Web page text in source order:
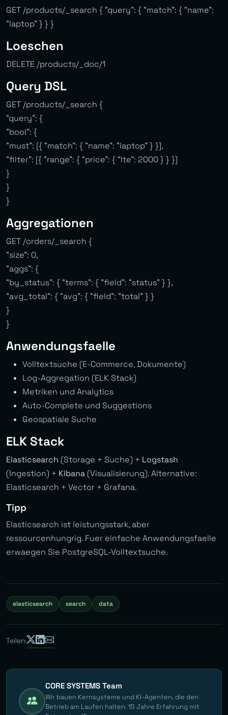
GET /products/_search { “query”: { “match”: { “name”:
“laptop” } } }
Loeschen
DELETE /products/_doc/1
Query DSL
GET /products/_search {
“query”: {
“bool”: {
“must”: [{ “match”: { “name”: “laptop” } }],
“filter”: [{ “range”: { “price”: { “lte”: 2000 } } }]
}
}
}
Aggregationen
GET /orders/_search {
“size”: 0,
“aggs”: {
“by_status”: { “terms”: { “field”: “status” } },
“avg_total”: { “avg”: { “field”: “total” } }
}
}
Anwendungsfaelle
Volltextsuche (E-Commerce, Dokumente)
Log-Aggregation (ELK Stack)
Metriken und Analytics
Auto-Complete und Suggestions
Geospatiale Suche
ELK Stack
Elasticsearch (Storage + Suche) + Logstash
(Ingestion) + Kibana (Visualisierung). Alternative:
Elasticsearch + Vector + Grafana.
Tipp
Elasticsearch ist leistungsstark, aber
ressourcenhungrig. Fuer einfache Anwendungsfaelle
erwaegen Sie PostgreSQL-Volltextsuche.
elasticsearch search data
Teilen:
CORE SYSTEMS Team
Wir bauen Kernsysteme und KI-Agenten, die den
Betrieb am Laufen halten. 15 Jahre Erfahrung mit